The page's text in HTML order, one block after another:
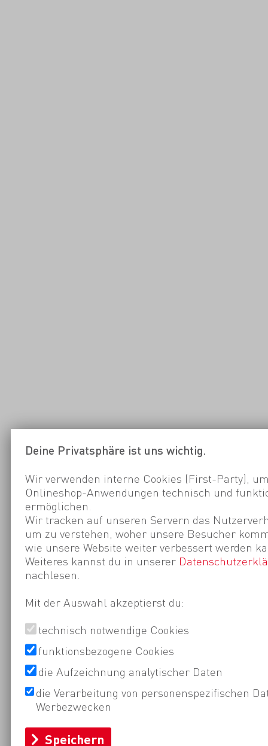
Deine Privatsphäre ist uns wichtig.
Wir verwenden interne Cookies (First-Party),
Onlineshop-Anwendungen technisch und
ermöglichen.
Wir tracken auf unseren Servern das
um zu verstehen, woher unsere Besucher
wie unsere Website weiter verbessert werden
Weiteres kannst du in unserer
nachlesen.
Mit der Auswahl akzeptierst du:
technisch notwendige Cookies
funktionsbezogene Cookies
die Aufzeichnung analytischer Daten
die Verarbeitung von personenspezifischen
Werbezwecken
Speichern